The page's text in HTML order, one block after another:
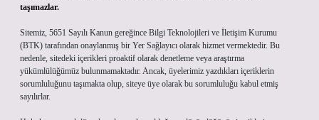
taşımazlar.
Sitemiz, 5651 Sayılı Kanun gereğince Bilgi Teknolojileri ve İletişim Kurumu
(BTK) tarafından onaylanmış bir Yer Sağlayıcı olarak hizmet vermektedir. Bu
nedenle, sitedeki içerikleri proaktif olarak denetleme veya araştırma
yükümlülüğümüz bulunmamaktadır. Ancak, üyelerimiz yazdıkları içeriklerin
sorumluluğunu taşımakta olup, siteye üye olarak bu sorumluluğu kabul etmiş
sayılırlar.